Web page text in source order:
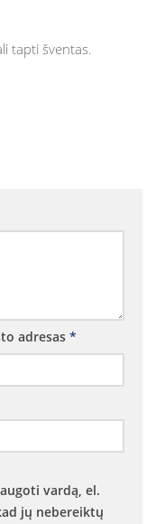
tapti šventas.
adresas *
vardą, el.
jų nebereiktų